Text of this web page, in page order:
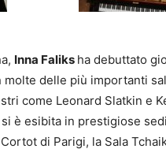
Inna Faliks ha debuttato
molte delle più importanti
come Leonard Slatkin e
è esibita in prestigiose
di Parigi, la Sala